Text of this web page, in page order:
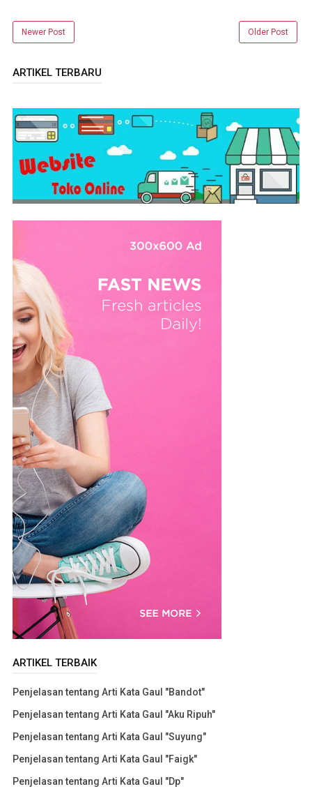
Newer Post Older Post
ARTIKEL TERBARU
ARTIKEL TERBAIK
Penjelasan tentang Arti Kata Gaul "Bandot"
Penjelasan tentang Arti Kata Gaul "Aku Ripuh"
Penjelasan tentang Arti Kata Gaul "Suyung"
Penjelasan tentang Arti Kata Gaul "Faigk"
Penjelasan tentang Arti Kata Gaul "Dp"